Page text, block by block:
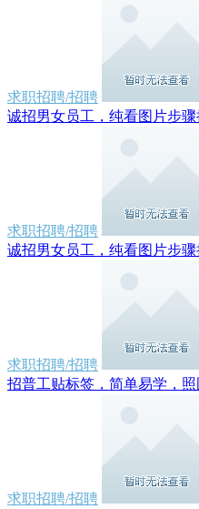
求职招聘/招聘
诚招男女员工，纯看图片步
求职招聘/招聘
诚招男女员工，纯看图片步
求职招聘/招聘
招普工贴标签，简单易学，
求职招聘/招聘